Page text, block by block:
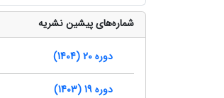
شماره‌های پیشین نشریه
دوره 20 (1404)
دوره 19 (1403)